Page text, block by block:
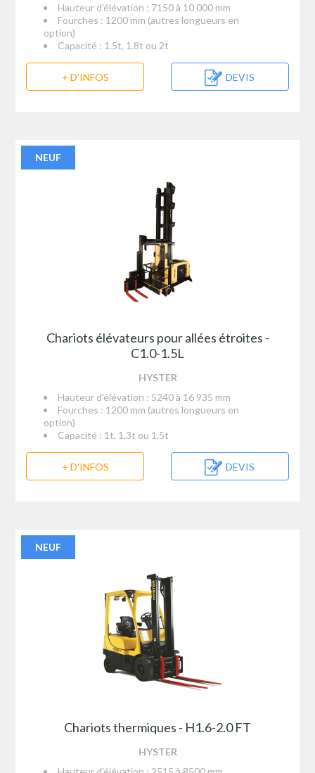
Hauteur d'élévation : 7150 à 10 000 mm
Fourches : 1200 mm (autres longueurs en
option)
Capacité : 1.5t, 1.8t ou 2t
+ D'INFOS DEVIS
NEUF
Chariots élévateurs pour allées étroites -
C1.0-1.5L
HYSTER
Hauteur d'élévation : 5240 à 16 935 mm
Fourches : 1200 mm (autres longueurs en
option)
Capacité : 1t, 1.3t ou 1.5t
+ D'INFOS DEVIS
NEUF
Chariots thermiques - H1.6-2.0 FT
HYSTER